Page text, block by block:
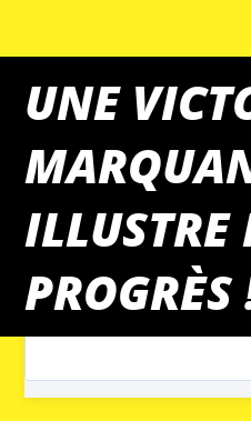
UNE
ILLUSTRE
PROGRÈS
MATCHS